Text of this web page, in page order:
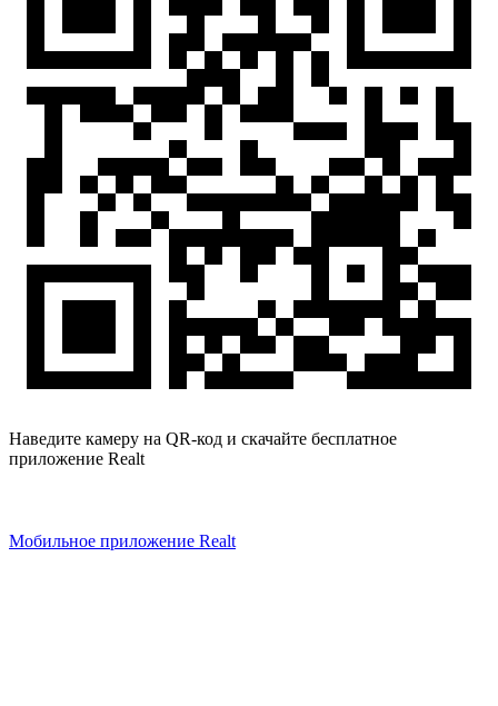
Наведите камеру на QR-код и скачайте бесплатное
приложение Realt
Мобильное приложение Realt